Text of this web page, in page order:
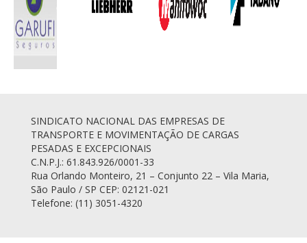
SINDICATO NACIONAL DAS EMPRESAS DE
TRANSPORTE E MOVIMENTAÇÃO DE CARGAS
PESADAS E EXCEPCIONAIS
C.N.P.J.: 61.843.926/0001-33
Rua Orlando Monteiro, 21 – Conjunto 22 – Vila Maria,
São Paulo / SP CEP: 02121-021
Telefone: (11) 3051-4320